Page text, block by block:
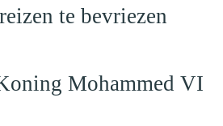
te bevriezen
Mohammed VI